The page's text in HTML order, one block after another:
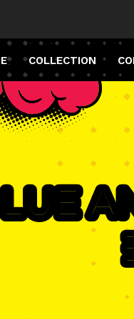
COLLECTION